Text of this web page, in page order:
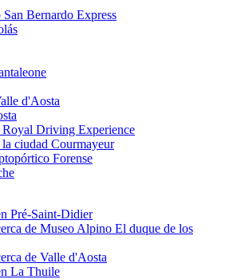
Bernardo Express
d'Aosta
Royal Driving Experience
ciudad Courmayeur
Forense
Pré-Saint-Didier
de Museo Alpino El duque de los
de Valle d'Aosta
La Thuile